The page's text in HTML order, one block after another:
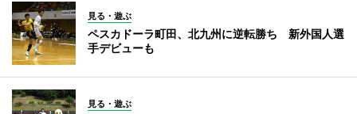
見る・遊ぶ
ペスカドーラ町田、北九州に逆転勝ち 新外国人選
手デビューも
見る・遊ぶ